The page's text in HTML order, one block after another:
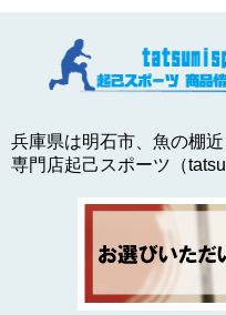
兵庫県は明石市、魚の棚
専門店起己スポーツ（